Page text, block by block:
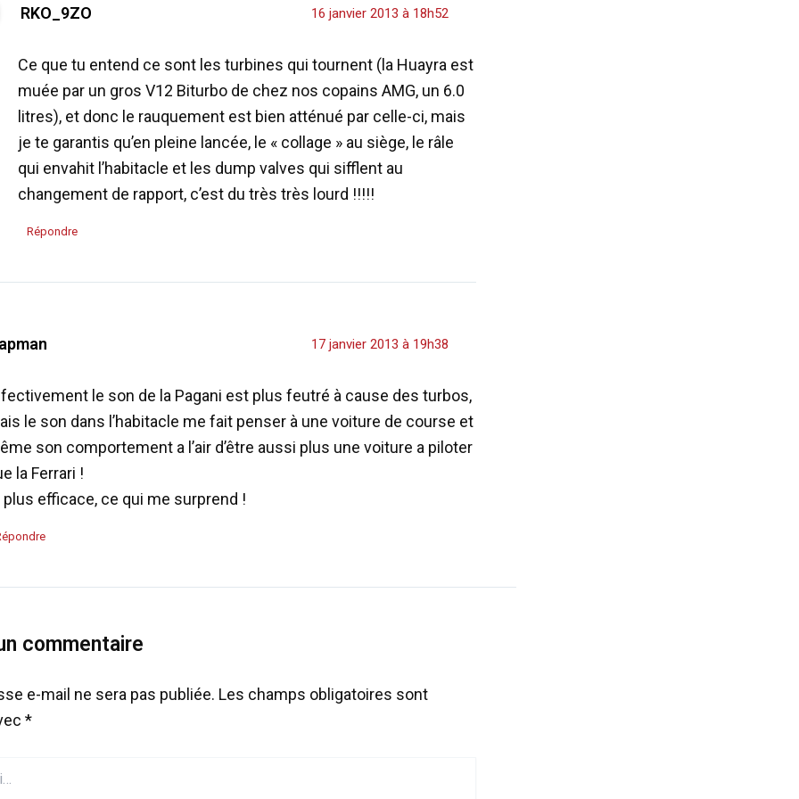
RKO_9ZO 16 janvier 2013 à 18h52
Ce que tu entend ce sont les turbines qui tournent (la Huayra est
muée par un gros V12 Biturbo de chez nos copains AMG, un 6.0
litres), et donc le rauquement est bien atténué par celle-ci, mais
je te garantis qu’en pleine lancée, le « collage » au siège, le râle
qui envahit l’habitacle et les dump valves qui sifflent au
changement de rapport, c’est du très très lourd !!!!!
Répondre
17 janvier 2013 à 19h38
le son de la Pagani est plus feutré à cause des turbos,
le son dans l’habitacle me fait penser à une voiture de course et
son comportement a l’air d’être aussi plus une voiture a piloter
la Ferrari !
plus efficace, ce qui me surprend !
commentaire
e-mail ne sera pas publiée. Les champs obligatoires sont
*